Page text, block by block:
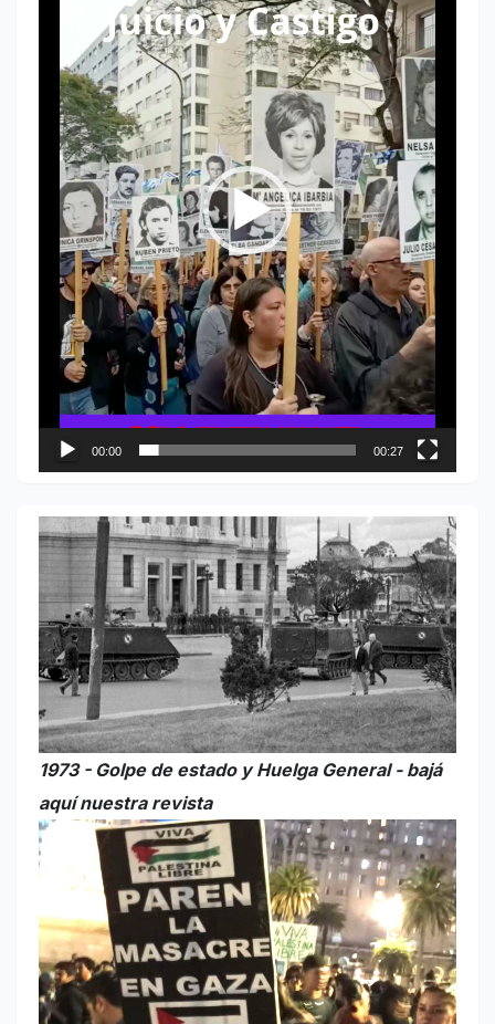
00:00 00:27
1973 - Golpe de estado y Huelga General - bajá
aquí nuestra revista